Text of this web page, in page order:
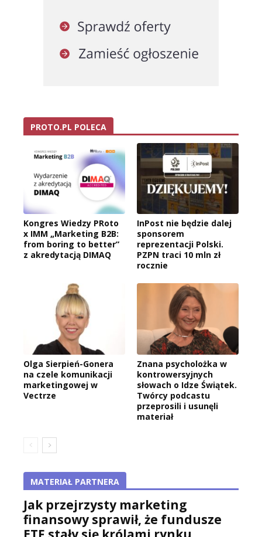
PROTO.PL POLECA
Kongres Wiedzy PRoto
x IMM „Marketing B2B:
from boring to better”
z akredytacją DIMAQ
InPost nie będzie dalej
sponsorem
reprezentacji Polski.
PZPN traci 10 mln zł
rocznie
Olga Sierpień-Gonera
na czele komunikacji
marketingowej w
Vectrze
Znana psycholożka w
kontrowersyjnych
słowach o Idze Świątek.
Twórcy podcastu
przeprosili i usunęli
materiał
MATERIAŁ PARTNERA
Jak przejrzysty marketing
finansowy sprawił, że fundusze